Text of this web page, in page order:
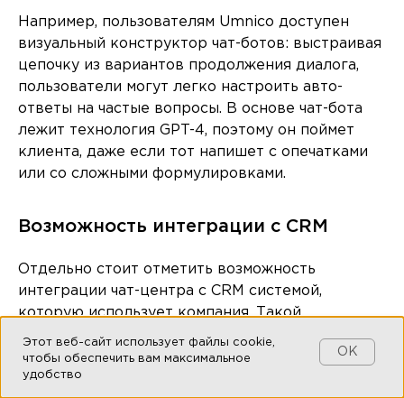
Например, пользователям Umnico доступен
визуальный конструктор чат-ботов: выстраивая
цепочку из вариантов продолжения диалога,
пользователи могут легко настроить авто-
ответы на частые вопросы. В основе чат-бота
лежит технология GPT-4, поэтому он поймет
клиента, даже если тот напишет с опечатками
или со сложными формулировками.
Возможность интеграции с CRM
Отдельно стоит отметить возможность
интеграции чат-центра с CRM системой,
которую использует компания. Такой
функционал автоматически «пробрасывает»
входящие обращения в CRM и объединяет
историю переписки с клиентом с его профилем.
Этот веб-сайт использует файлы cookie,
чтобы обеспечить вам максимальное
удобство
OK